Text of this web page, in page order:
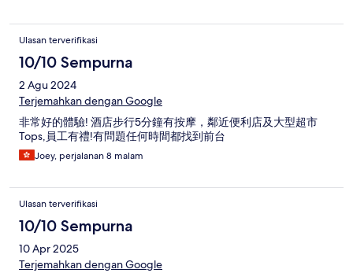
Ulasan terverifikasi
10/10 Sempurna
2 Agu 2024
Terjemahkan dengan Google
非常好的體驗! 酒店步行5分鐘有按摩，鄰近便利店及大型超市
Tops,員工有禮!有問題任何時間都找到前台
Joey, perjalanan 8 malam
Ulasan terverifikasi
10/10 Sempurna
10 Apr 2025
Terjemahkan dengan Google